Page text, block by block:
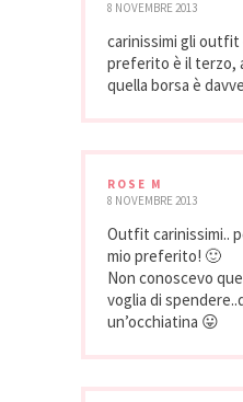
8 NOVEMBRE 2013
carinissimi gli outfit
preferito è il terzo,
quella borsa è
ROSE M
8 NOVEMBRE 2013
Outfit carinissimi..
mio preferito! 🙂
Non conoscevo
voglia di
un’occhiatina 😛